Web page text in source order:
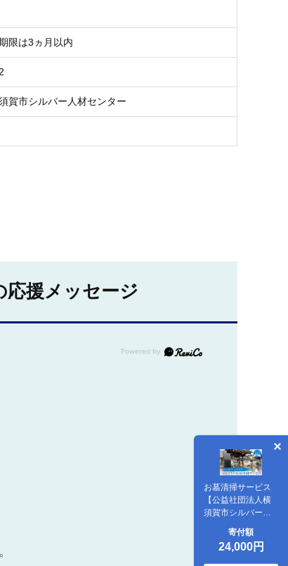
お墓清掃サービス
【公益社団法人横
須賀市シルバー人
材センター】
[AKCV002]
寄付額
24,000円
限は3ヵ月以内
賀市シルバー人材センター
応援メッセージ